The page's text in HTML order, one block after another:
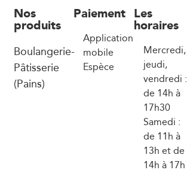
Nos
produits
Boulangerie-
Pâtisserie
(Pains)
Paiement
Application
mobile
Espèce
Les
horaires
Mercredi,
jeudi,
vendredi :
de 14h à
17h30
Samedi :
de 11h à
13h et de
14h à 17h